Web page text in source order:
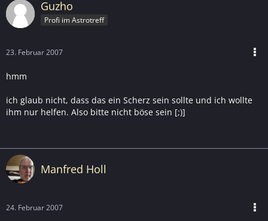
Guzho
Profi im Astrotreff
23. Februar 2007
hmm
ich glaub nicht, dass das ein Scherz sein sollte und ich wollte
ihm nur helfen. Also bitte nicht böse sein [;)]
Manfred Holl
24. Februar 2007